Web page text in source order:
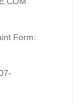
Form: